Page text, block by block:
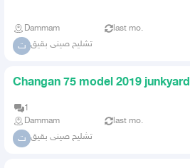
Dammam last mo.
ت تشليح صينى بقيق
Changan 75 model 2019 junkyard
1
Dammam
last mo.
ت تشليح صينى بقيق